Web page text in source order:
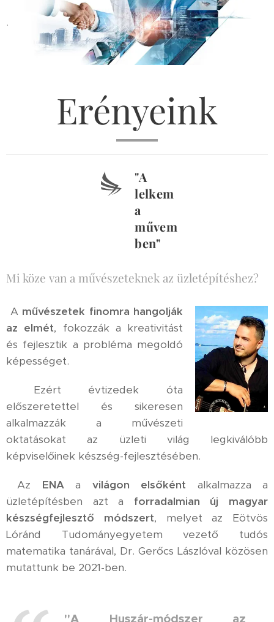
.
Erényeink
"A
lelkem
a
művem
ben"
Mi köze van a művészeteknek az üzletépítéshez?
A művészetek finomra hangolják
az elmét, fokozzák a kreativitást
és fejlesztik a probléma megoldó
képességet.
Ezért évtizedek óta
előszeretettel és sikeresen
alkalmazzák
a művészeti
oktatásokat az üzleti világ legkiválóbb
képviselőinek készség-fejlesztésében.
Az ENAa világon elsőként alkalmazza a
üzletépítésben azt a forradalmian új magyar
készségfejlesztő módszert, melyet az Eötvös
Lóránd Tudományegyetem
vezető tudós
matematika tanárával, Dr. Gerőcs Lászlóval közösen
mutattunk be 2021-ben.
"A
Huszár-módszer az